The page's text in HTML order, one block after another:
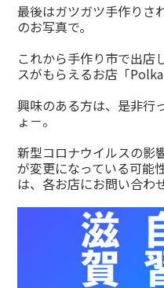
最後はガツガツ手作りさ
のお写真で。
これから手作り市で出店
スがもらえるお店「
興味のある方は、是非行
ょ－。
新型コロナウイルスの影
が変更になっている可能
は、各お店にお問い合わ